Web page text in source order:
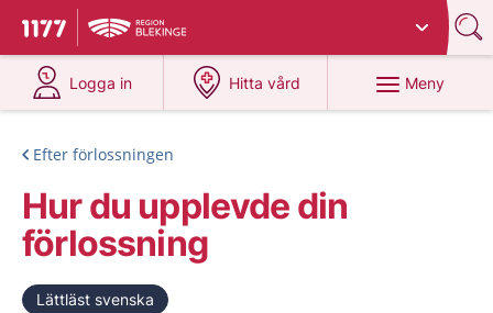
Till startsidan för 1177
Du har valt region
Logga in
på 1177.se
Hitta vård
på 1177.se
Meny
Efter förlossningen
Hur du upplevde din
förlossning
Lättläst svenska